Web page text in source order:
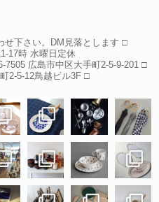
せ下さい。DM見落とします □
17時 水曜日定休
7505 広島市中区大手町2-5-9-201 □
2-5-12鳥越ビル3F □